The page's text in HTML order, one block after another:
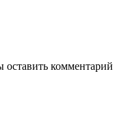
оставить комментарий